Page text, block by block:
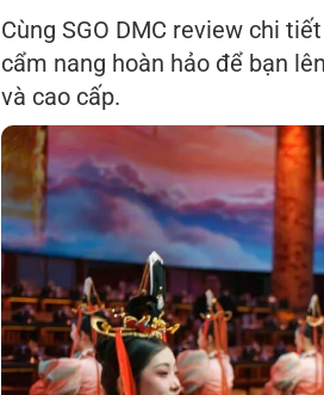
Cùng SGO DMC review chi
cẩm nang hoàn hảo để bạn
và cao cấp.